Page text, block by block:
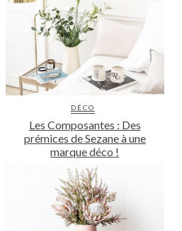
DÉCO
Les Composantes : Des
prémices de Sezane à une
marque déco !